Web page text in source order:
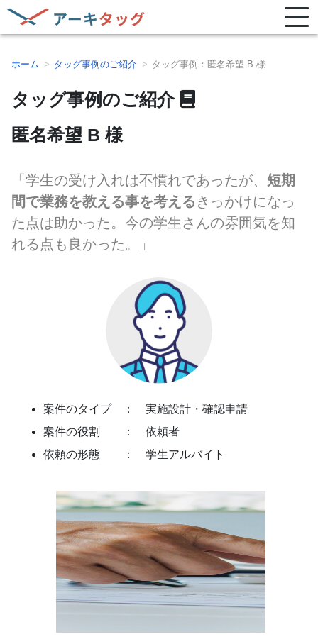
ホーム タッグ事例のご紹介 タッグ事例：匿名希望 B 様
タッグ事例のご紹介
匿名希望 B 様
「学生の受け入れは不慣れであったが、 短期
間で業務を教える事を考える きっかけになっ
た点は助かった。今の学生さんの雰囲気を知
れる点も良かった。」
案件のタイプ ： 実施設計・確認申請
案件の役割 ： 依頼者
依頼の形態 ： 学生アルバイト